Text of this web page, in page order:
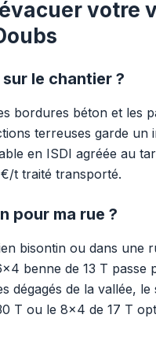
votre
le chantier ?
bordures béton et les
terreuses garde un
en ISDI agréée au
t traité transporté.
pour ma rue ?
bisontin ou dans une
benne de 13 T passe
dégagés de la vallée, le
T ou le 8x4 de 17 T